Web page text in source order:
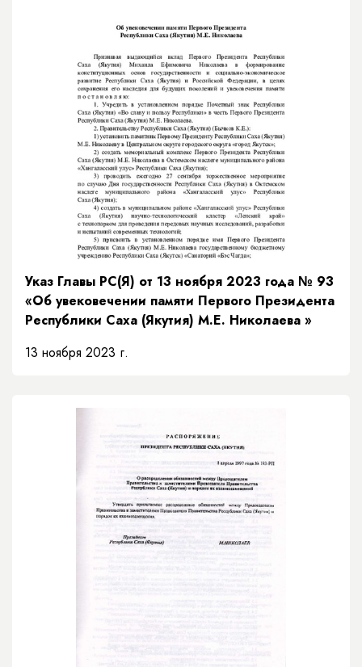
Указ Главы РС(Я) от 13 ноября 2023 года № 93
«Об увековечении памяти Первого Президента
Республики Саха (Якутия) М.Е. Николаева »
13 ноября 2023 г.